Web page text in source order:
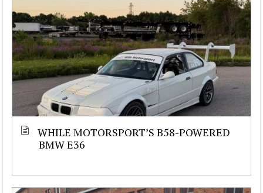
WHILE MOTORSPORT’S B58-POWERED
BMW E36